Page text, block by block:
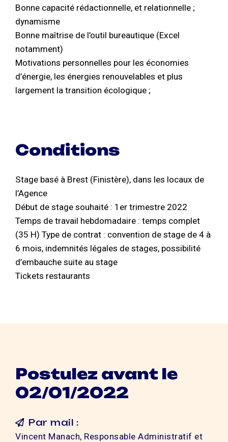
Bonne capacité rédactionnelle, et relationnelle ;
dynamisme
Bonne maîtrise de l’outil bureautique (Excel
notamment)
Motivations personnelles pour les économies
d’énergie, les énergies renouvelables et plus
largement la transition écologique ;
Conditions
Stage basé à Brest (Finistère), dans les locaux de
l’Agence
Début de stage souhaité : 1er trimestre 2022
Temps de travail hebdomadaire : temps complet
(35 H) Type de contrat : convention de stage de 4 à
6 mois, indemnités légales de stages, possibilité
d’embauche suite au stage
Tickets restaurants
Postulez avant le
02/01/2022
Par mail :
Vincent Manach, Responsable Administratif et